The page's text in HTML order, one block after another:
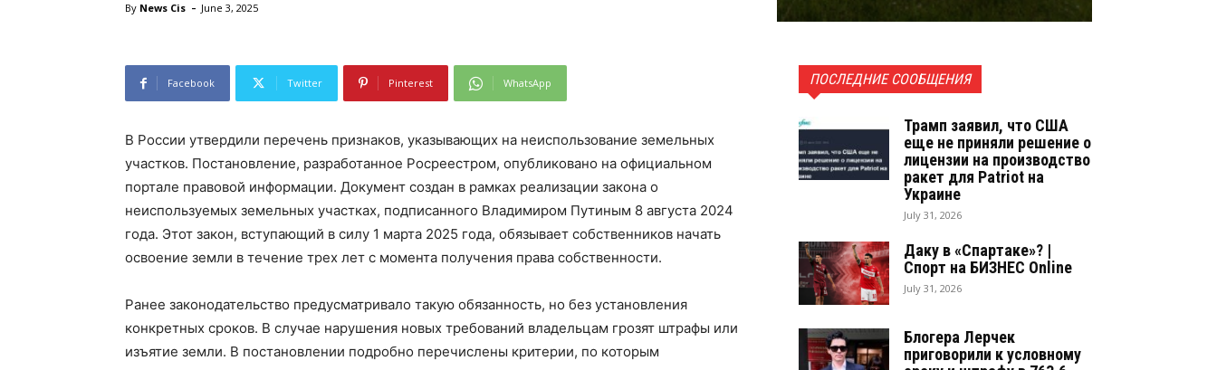
By News Cis - June 3, 2025
Facebook Twitter Pinterest WhatsApp
В России утвердили перечень признаков, указывающих на неиспользование земельных
участков. Постановление, разработанное Росреестром, опубликовано на официальном
портале правовой информации. Документ создан в рамках реализации закона о
неиспользуемых земельных участках, подписанного Владимиром Путиным 8 августа 2024
года. Этот закон, вступающий в силу 1 марта 2025 года, обязывает собственников начать
освоение земли в течение трех лет с момента получения права собственности.
Ранее законодательство предусматривало такую обязанность, но без установления
конкретных сроков. В случае нарушения новых требований владельцам грозят штрафы или
изъятие земли. В постановлении подробно перечислены критерии, по которым
ПОСЛЕДНИЕ СООБЩЕНИЯ
Трамп заявил, что США
еще не приняли решение о
лицензии на производство
ракет для Patriot на
Украине
July 31, 2026
Даку в «Спартаке»? |
Спорт на БИЗНЕС Online
July 31, 2026
Блогера Лерчек
приговорили к условному